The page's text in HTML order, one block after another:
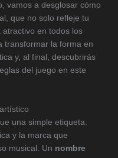
vamos a desglosar cómo
que no solo refleje tu
en todos los
transformar la forma en
y, al final, descubrirás
del juego en este
una simple etiqueta.
y la marca que
musical. Un nombre